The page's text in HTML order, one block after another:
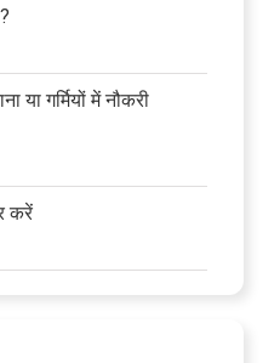
या गर्मियों में नौकरी
करें